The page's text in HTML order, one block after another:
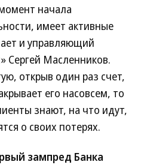
начала
имеет активные
и управляющий
Сергей Масленников.
открыв один раз счет,
его насовсем, то
знают, на что идут,
о своих потерях.
зампред Банка